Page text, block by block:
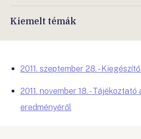
Kiemelt témák
2011. szeptember 28. -
2011. november 18. - Tájékoztató
eredményéről